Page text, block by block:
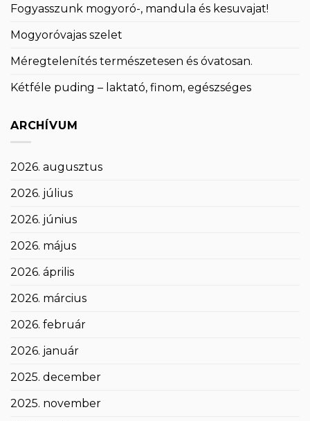
Fogyasszunk mogyoró-, mandula és kesuvajat!
Mogyoróvajas szelet
Méregtelenítés természetesen és óvatosan.
Kétféle puding – laktató, finom, egészséges
ARCHÍVUM
2026. augusztus
2026. július
2026. június
2026. május
2026. április
2026. március
2026. február
2026. január
2025. december
2025. november